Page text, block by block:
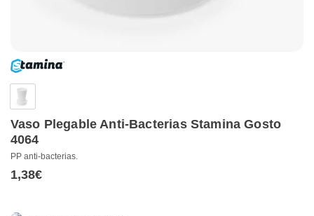
Vaso Plegable Anti-Bacterias Stamina Gosto
4064
PP anti-bacterias.
1,38€